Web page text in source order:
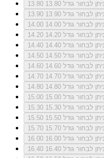
13.80
לבחור גודל 13.80
13.90
לבחור גודל 13.90
14.00
לבחור גודל 14.00
14.20
לבחור גודל 14.20
14.40
לבחור גודל 14.40
14.50
לבחור גודל 14.50
14.60
לבחור גודל 14.60
14.70
לבחור גודל 14.70
14.80
לבחור גודל 14.80
15.00
לבחור גודל 15.00
15.30
לבחור גודל 15.30
15.50
לבחור גודל 15.50
15.70
לבחור גודל 15.70
16.00
לבחור גודל 16.00
16.40
לבחור גודל 16.40